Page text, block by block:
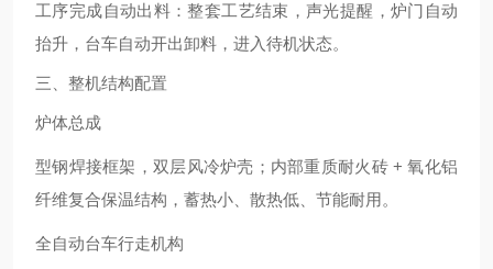
工序完成自动出料 ：整套工艺结束，声光提醒，炉门自动
抬升，台车自动开出卸料，进入待机状态。
三、整机结构配置
炉体总成
型钢焊接框架，双层风冷炉壳；内部重质耐火砖 + 氧化铝
纤维复合保温结构，蓄热小、散热低、节能耐用。
全自动台车行走机构